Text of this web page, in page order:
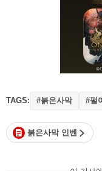
TAGS: #붉은사막 #펄
붉은사막 인벤